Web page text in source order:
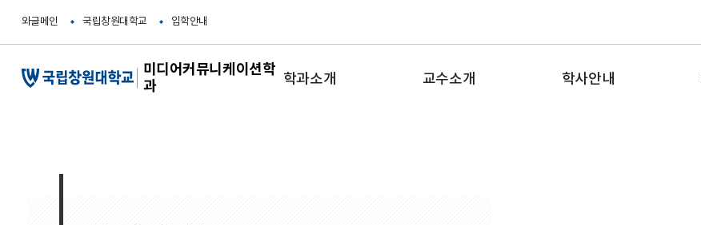
와글메인 국립창원대학교 입학안내
미디어커뮤니케이션학
과
학과소개 교수소개 학사안내
콘